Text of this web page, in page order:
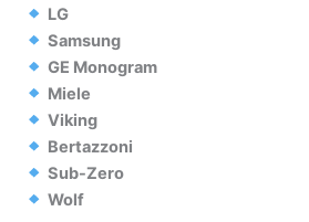
LG
Samsung
GE Monogram
Miele
Viking
Bertazzoni
Sub-Zero
Wolf